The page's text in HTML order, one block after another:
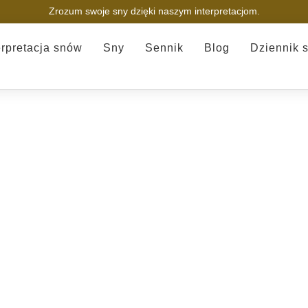
Zrozum swoje sny dzięki naszym interpretacjom.
snów Sny Sennik Blog Dziennik